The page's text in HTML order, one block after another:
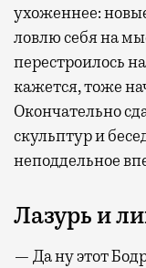
ухоженнее:
ловлю себя на
перестроилось
кажется, тоже
Окончательно
скульптур и
неподдельное
Лазурь и
— Да ну этот